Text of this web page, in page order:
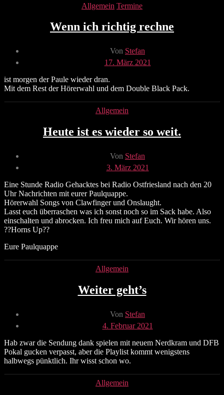
Kategorien
Allgemein Termine
Wenn ich richtig rechne
Beitragsautor
Von Stefan
Veröffentlichungsdatum
17. März 2021
ist morgen der Paule wieder dran.
Mit dem Rest der Hörerwahl und dem Double Black Pack.
Kategorien
Allgemein
Heute ist es wieder so weit.
Beitragsautor
Von Stefan
Veröffentlichungsdatum
3. März 2021
Eine Stunde Radio Gehacktes bei Radio Ostfriesland nach den 20
Uhr Nachrichten mit eurer Paulquappe.
Hörerwahl Songs von Clawfinger und Onslaught.
Lasst euch überraschen was ich sonst noch so im Sack habe. Also
einschalten und abrocken. Ich freu mich auf Euch. Wir hören uns.
??Horns Up??
Eure Paulquappe
Kategorien
Allgemein
Weiter geht’s
Beitragsautor
Von Stefan
Veröffentlichungsdatum
4. Februar 2021
Hab zwar die Sendung dank spielen mit neuem Nerdkram und DFB
Pokal gucken verpasst, aber die Playlist kommt wenigstens
halbwegs pünktlich. Ihr wisst schon wo.
Kategorien
Allgemein